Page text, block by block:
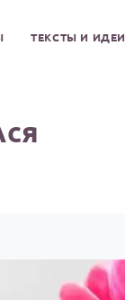
ТЕКСТЫ И ИДЕИ